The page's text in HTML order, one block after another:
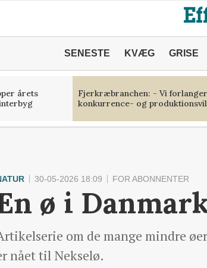
SENESTE KVÆG GRISE
årets
Fjerkræbranchen: - Vi
konkurrence- og
30-05-2026 18:09 FOR ABONNENTER
ø i
om de mange mindre
nået til Nekselø.